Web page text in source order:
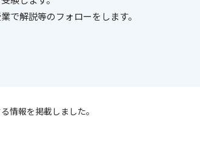
で解説等のフォローをします。
情報を掲載しました。